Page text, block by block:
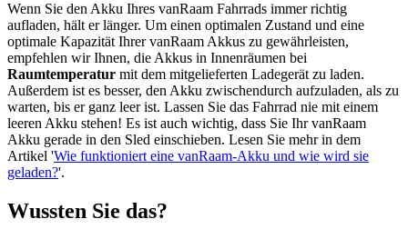
Wenn Sie den Akku Ihres vanRaam Fahrrads immer richtig
aufladen, hält er länger. Um einen optimalen Zustand und eine
optimale Kapazität Ihrer vanRaam Akkus zu gewährleisten,
empfehlen wir Ihnen, die Akkus in Innenräumen bei
Raumtemperatur mit dem mitgelieferten Ladegerät zu laden.
Außerdem ist es besser, den Akku zwischendurch aufzuladen, als zu
warten, bis er ganz leer ist. Lassen Sie das Fahrrad nie mit einem
leeren Akku stehen! Es ist auch wichtig, dass Sie Ihr vanRaam
Akku gerade in den Sled einschieben. Lesen Sie mehr in dem
Artikel 'Wie funktioniert eine vanRaam-Akku und wie wird sie
geladen?'.
Wussten Sie das?